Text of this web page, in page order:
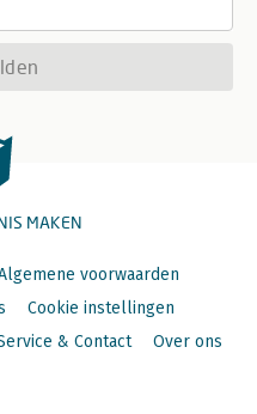
MAKEN
voorwaarden
Cookie instellingen
& Contact Over ons